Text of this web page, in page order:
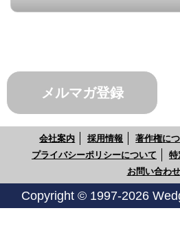
メルマガ登録
会社案内 採用情報 著作権に
プライバシーポリシーについて
特
お問い合わせ
Copyright © 1997-2026